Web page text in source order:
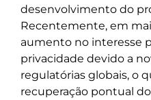
desenvolvimento do
Recentemente, em
aumento no interesse
privacidade devido a
regulatórias globais, o
recuperação pontual